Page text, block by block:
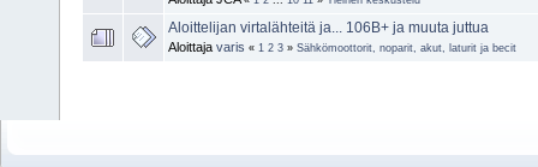
Aloittelijan virtalähteitä ja... 106B+ ja muuta juttua
Aloittaja varis « 1 2 3 » Sähkömoottorit, noparit, akut, laturit ja becit